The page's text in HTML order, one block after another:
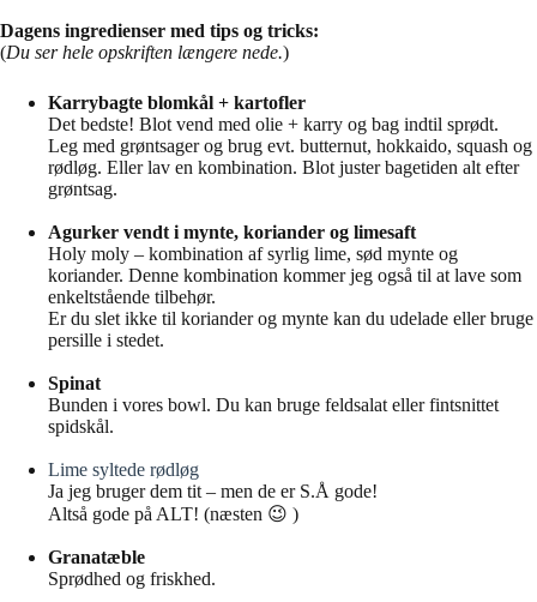
Dagens ingredienser med tips og tricks:
(Du ser hele opskriften længere nede.)
Karrybagte blomkål + kartofler
Det bedste! Blot vend med olie + karry og bag indtil sprødt.
Leg med grøntsager og brug evt. butternut, hokkaido, squash og
rødløg. Eller lav en kombination. Blot juster bagetiden alt efter
grøntsag.
Agurker vendt i mynte, koriander og limesaft
Holy moly – kombination af syrlig lime, sød mynte og
koriander. Denne kombination kommer jeg også til at lave som
enkeltstående tilbehør.
Er du slet ikke til koriander og mynte kan du udelade eller bruge
persille i stedet.
Spinat
Bunden i vores bowl. Du kan bruge feldsalat eller fintsnittet
spidskål.
Lime syltede rødløg
Ja jeg bruger dem tit – men de er S.Å gode!
Altså gode på ALT! (næsten 😉 )
Granatæble
Sprødhed og friskhed.